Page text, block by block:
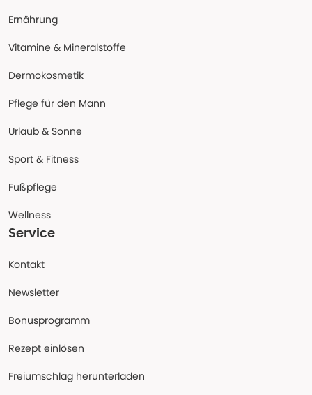
Ernährung
Vitamine & Mineralstoffe
Dermokosmetik
Pflege für den Mann
Urlaub & Sonne
Sport & Fitness
Fußpflege
Wellness
Service
Kontakt
Newsletter
Bonusprogramm
Rezept einlösen
Freiumschlag herunterladen